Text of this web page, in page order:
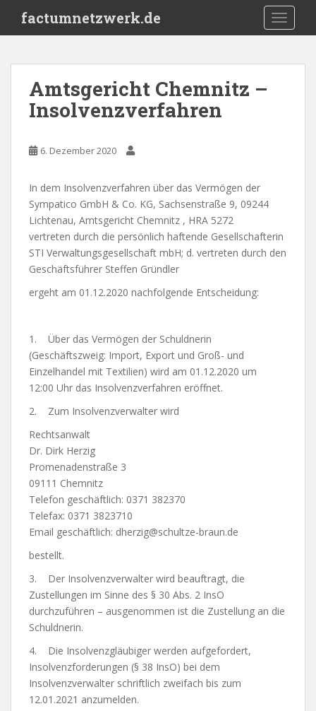
i
factumnetzwerk.de
Amtsgericht Chemnitz –
Insolvenzverfahren
6. Dezember 2020
In dem Insolvenzverfahren über das Vermögen der
Sympatico GmbH & Co. KG, Sachsenstraße 9, 09244
Lichtenau, Amtsgericht Chemnitz , HRA 5272
vertreten durch die persönlich haftende Gesellschafterin
STI Verwaltungsgesellschaft mbH; d. vertreten durch den
Geschäftsführer Steffen Gründler
ergeht am 01.12.2020 nachfolgende Entscheidung:
1. Über das Vermögen der Schuldnerin
(Geschäftszweig: Import, Export und Groß- und
Einzelhandel mit Textilien) wird am 01.12.2020 um
12:00 Uhr das Insolvenzverfahren eröffnet.
2. Zum Insolvenzverwalter wird
Rechtsanwalt
Dr. Dirk Herzig
Promenadenstraße 3
09111 Chemnitz
Telefon geschäftlich: 0371 382370
Telefax: 0371 3823710
Email geschäftlich: dherzig@schultze-braun.de
bestellt.
3. Der Insolvenzverwalter wird beauftragt, die
Zustellungen im Sinne des § 30 Abs. 2 InsO
durchzuführen – ausgenommen ist die Zustellung an die
Schuldnerin.
4. Die Insolvenzgläubiger werden aufgefordert,
Insolvenzforderungen (§ 38 InsO) bei dem
Insolvenzverwalter schriftlich zweifach bis zum
12.01.2021 anzumelden.